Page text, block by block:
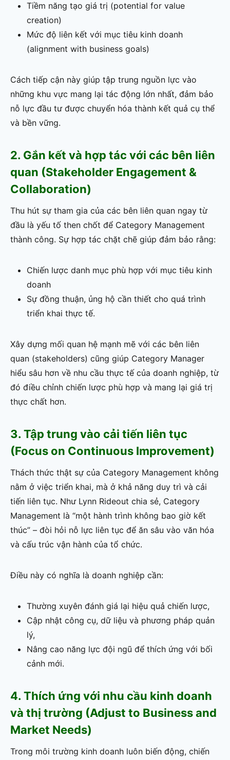
Tiềm năng tạo giá trị (potential for value
creation)
Mức độ liên kết với mục tiêu kinh doanh
(alignment with business goals)
Cách tiếp cận này giúp tập trung nguồn lực vào
những khu vực mang lại tác động lớn nhất, đảm bảo
nỗ lực đầu tư được chuyển hóa thành kết quả cụ thể
và bền vững.
2. Gắn kết và hợp tác với các bên liên
quan (Stakeholder Engagement &
Collaboration)
Thu hút sự tham gia của các bên liên quan ngay từ
đầu là yếu tố then chốt để Category Management
thành công. Sự hợp tác chặt chẽ giúp đảm bảo rằng:
Chiến lược danh mục phù hợp với mục tiêu kinh
doanh
Sự đồng thuận, ủng hộ cần thiết cho quá trình
triển khai thực tế.
Xây dựng mối quan hệ mạnh mẽ với các bên liên
quan (stakeholders) cũng giúp Category Manager
hiểu sâu hơn về nhu cầu thực tế của doanh nghiệp, từ
đó điều chỉnh chiến lược phù hợp và mang lại giá trị
thực chất hơn.
3. Tập trung vào cải tiến liên tục
(Focus on Continuous Improvement)
Thách thức thật sự của Category Management không
nằm ở việc triển khai, mà ở khả năng duy trì và cải
tiến liên tục. Như Lynn Rideout chia sẻ, Category
Management là “một hành trình không bao giờ kết
thúc” – đòi hỏi nỗ lực liên tục để ăn sâu vào văn hóa
và cấu trúc vận hành của tổ chức.
Điều này có nghĩa là doanh nghiệp cần:
Thường xuyên đánh giá lại hiệu quả chiến lược,
Cập nhật công cụ, dữ liệu và phương pháp quản
lý,
Nâng cao năng lực đội ngũ để thích ứng với bối
cảnh mới.
4. Thích ứng với nhu cầu kinh doanh
và thị trường (Adjust to Business and
Market Needs)
Trong môi trường kinh doanh luôn biến động, chiến